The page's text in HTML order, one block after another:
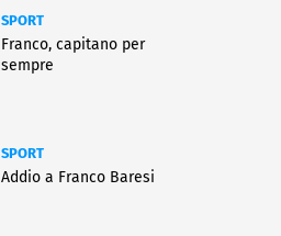
SPORT
Franco, capitano per
sempre
SPORT
Addio a Franco Baresi